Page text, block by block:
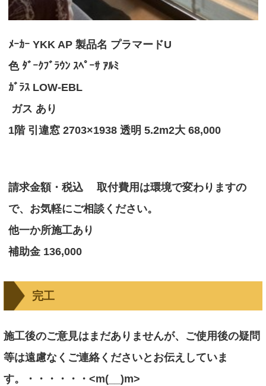
ﾒｰｶｰ YKK AP 製品名 プラマードU
色 ﾀﾞｰｸﾌﾞﾗｳﾝ ｽﾍﾟｰｻ ｱﾙﾐ
ｶﾞﾗｽ LOW-EBL
ガス あり
1階 引違窓 2703×1938 透明 5.2m2大 68,000
請求金額・税込 取付費用は環境で変わりますの
で、お気軽にご相談ください。
他一か所施工あり
補助金 136,000
完工
施工後のご意見はまだありませんが、ご使用後の疑問
等は遠慮なくご連絡くださいとお伝えしていま
す。・・・・・・<m(__)m>